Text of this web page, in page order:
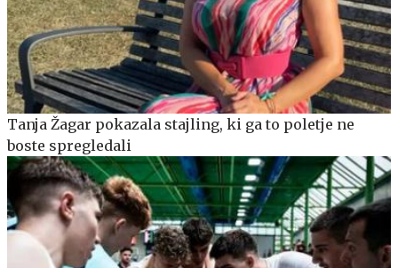
Tanja Žagar pokazala stajling, ki ga to poletje ne
boste spregledali